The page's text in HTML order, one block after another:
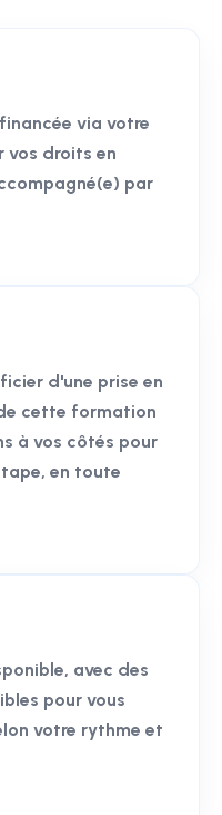
via votre
vos droits en
par
d'une prise en
cette formation
à vos côtés pour
en toute
avec des
pour vous
votre rythme et